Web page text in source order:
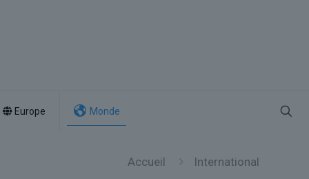
Europe Monde
Accueil International